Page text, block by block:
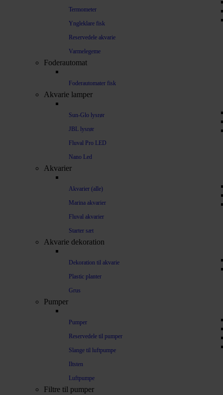
Termometer
Yngleklare fisk
Reservedele akvarie
Varmelegeme
Foderautomat
Foderautomater fisk
Akvarie lamper
Sun-Glo lysrør
JBL lysrør
Fluval Pro LED
Nano Led
Akvarier
Akvarier (alle)
Marina akvarier
Fluval akvarier
Starter sæt
Akvarie dekoration
Dekoration til akvarie
Plastic planter
Grus
Pumper
Pumper
Reservedele til pumper
Slange til luftpumpe
Iltsten
Luftpumpe
Filtre til pumper